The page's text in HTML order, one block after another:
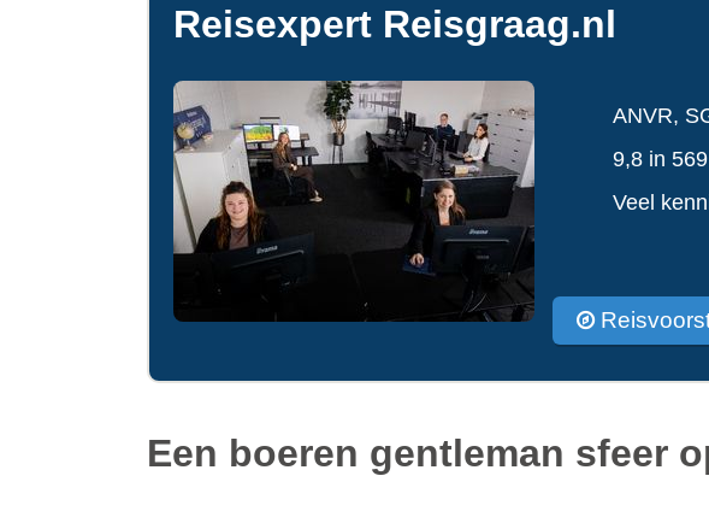
Reisexpert Reisgraag.nl
ANVR,
9,8 in
Veel
Een boeren gentleman sfeer